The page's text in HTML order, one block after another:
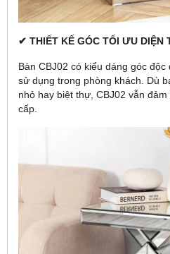
✔ THIẾT KẾ GÓC TỐI ƯU DIỆN
Bàn CBJ02 có kiểu dáng góc
sử dụng trong phòng khách. Dù
nhỏ hay biệt thự, CBJ02 vẫn
cấp.